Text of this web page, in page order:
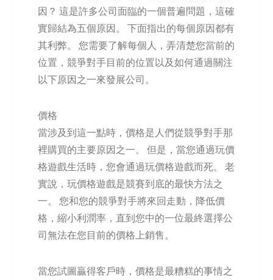
因？ 這是許多公司面臨的一個普遍問題，這確
實歸結為五個原因。 下面指出的每個原因都有
其利弊。 您需要了解每個人，弄清楚您當前的
位置，競爭對手目前的位置以及如何通過關注
以下原因之一來發展公司。
價格
當涉及到這一點時，價格是人們從競爭對手那
裡購買的主要原因之一。 但是，當您通過玩價
格遊戲生活時，您會通過玩價格遊戲而死。 老
實說，玩價格遊戲是競賽到底的最快方法之
一。 您和您的競爭對手將來回走動，降低價
格，縮小利潤率，直到您中的一位最終選擇公
司無法在您目前的價格上銷售。
當您試圖贏得客戶時，價格是最糟糕的事情之